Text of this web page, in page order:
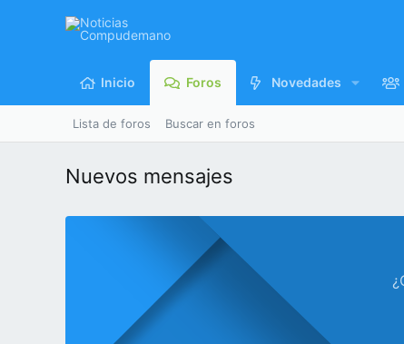
Inicio Foros Novedades
Lista de foros Buscar en foros
Nuevos mensajes